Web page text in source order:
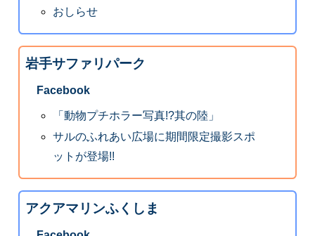
おしらせ
岩手サファリパーク
Facebook
「動物プチホラー写真!?其の陸」
サルのふれあい広場に期間限定撮影スポ
ットが登場!!
アクアマリンふくしま